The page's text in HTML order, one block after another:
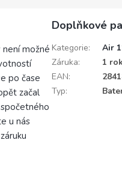
možné
po čase
začal
u nás
Doplňkové
Kategorie:
Air
Záruka:
1 rok
EAN:
Typ: